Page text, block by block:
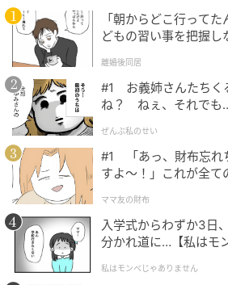
ムーンカレンダー編集室では、女
月をもっとラクに快適に、女性の
記事を配信しています。すべての
ラクに楽しくなりますように！
ベビーカレンダー編集部／ムーン
クリエイター情報
ベビーカレンダー
ベビーカレンダーは妊娠・
です。みんなのクチコミや
「朝からどこ行って
どもの習い事を把握し
離婚後同居
#1 お義姉さんたちく
ね？ ねぇ、それでも
ぜんぶ私のせい
#1 「あっ、財布忘れ
すよ〜！」これが全て
ママ友の財布
入学式からわずか3日
分かれ道に…【私はモ
私はモンペじゃありません